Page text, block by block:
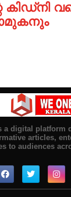
കിഡ്നി
a digital platform
articles,
to audiences